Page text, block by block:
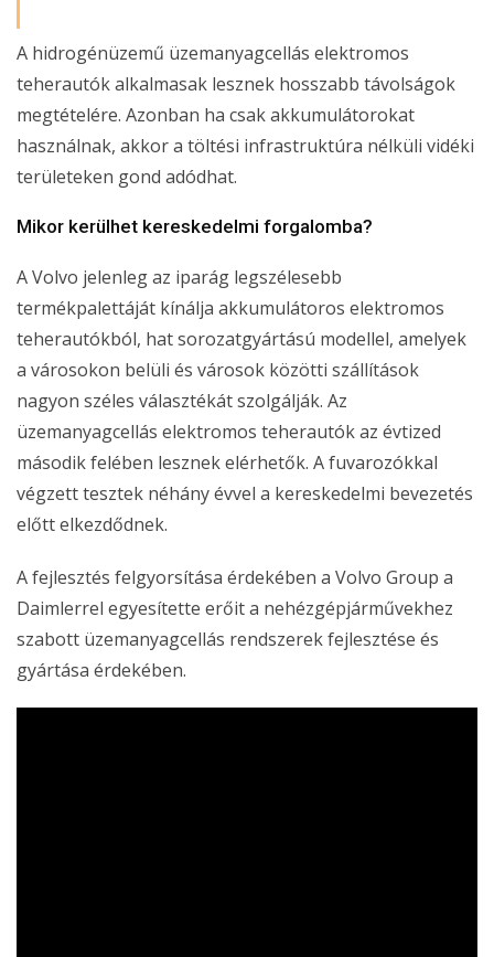
A hidrogénüzemű üzemanyagcellás elektromos
teherautók alkalmasak lesznek hosszabb távolságok
megtételére. Azonban ha csak akkumulátorokat
használnak, akkor a töltési infrastruktúra nélküli vidéki
területeken gond adódhat.
Mikor kerülhet kereskedelmi forgalomba?
A Volvo jelenleg az iparág legszélesebb
termékpalettáját kínálja akkumulátoros elektromos
teherautókból, hat sorozatgyártású modellel, amelyek
a városokon belüli és városok közötti szállítások
nagyon széles választékát szolgálják. Az
üzemanyagcellás elektromos teherautók az évtized
második felében lesznek elérhetők. A fuvarozókkal
végzett tesztek néhány évvel a kereskedelmi bevezetés
előtt elkezdődnek.
A fejlesztés felgyorsítása érdekében a Volvo Group a
Daimlerrel egyesítette erőit a nehézgépjárművekhez
szabott üzemanyagcellás rendszerek fejlesztése és
gyártása érdekében.